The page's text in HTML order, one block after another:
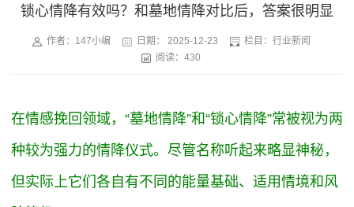
锁心情降有效吗？和墓地情降对比后，答案很明显
作者：147小编 日期： 2025-12-23 栏目： 行业新闻
阅读：430
在情感挽回领域，“墓地情降”和“锁心情降”常被视为两
种较为强力的情降仪式。尽管名称听起来略显神秘，
但实际上它们各自有不同的能量基础、适用情境和风